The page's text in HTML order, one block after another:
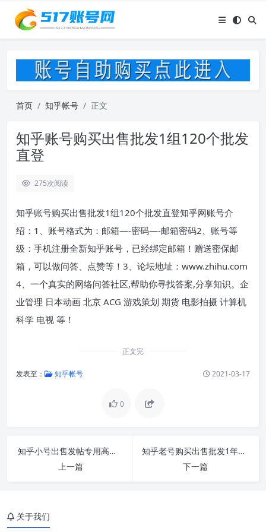
首页 知乎帐号 正文
知乎账号购买出售批发1组120个批发
直登
275次阅读
知乎账号购买出售批发1组120个批发直登知乎网账号介
绍：1、账号格式为：邮箱—-密码—-邮箱密码2、账号等
级：手机注册全新知乎账号，已经绑定邮箱！赠送密保邮
箱，可以做问答、点赞等！3、论坛地址：www.zhihu.com
4、一个真实的网络问答社区,帮助你寻找答案,分享知识。企
业管理 日本动画 北京 ACG 游戏策划 期货 电影拍摄 计算机
科学 电视 等！
正文完
发表至： 知乎帐号 2021-03-17
0
知乎小号出售发帖专用高权重引流效果好1组100个
上一篇
知乎老号购买出售批发1年以上双绑号带昵称头像
下一篇
关于我们